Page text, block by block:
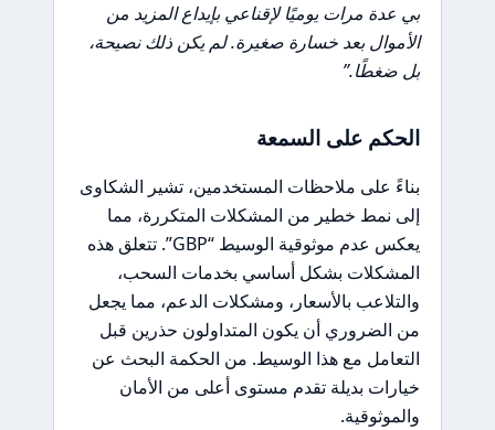
بي عدة مرات يوميًا لإقناعي بإيداع المزيد من
الأموال بعد خسارة صغيرة. لم يكن ذلك نصيحة،
بل ضغطًا.”
الحكم على السمعة
بناءً على ملاحظات المستخدمين، تشير الشكاوى
إلى نمط خطير من المشكلات المتكررة، مما
يعكس عدم موثوقية الوسيط “GBP”. تتعلق هذه
المشكلات بشكل أساسي بخدمات السحب،
والتلاعب بالأسعار، ومشكلات الدعم، مما يجعل
من الضروري أن يكون المتداولون حذرين قبل
التعامل مع هذا الوسيط. من الحكمة البحث عن
خيارات بديلة تقدم مستوى أعلى من الأمان
والموثوقية.